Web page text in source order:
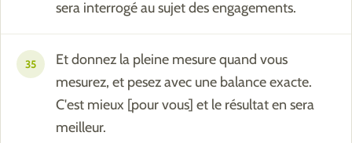
sera interrogé au sujet des engagements.
35
Et donnez la pleine mesure quand vous
mesurez, et pesez avec une balance exacte.
C'est mieux [pour vous] et le résultat en sera
meilleur.